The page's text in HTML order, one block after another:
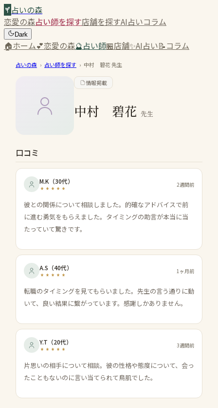
占いの森
恋愛の森占い師を探す店舗を探すAI占いコラム
Dark
🏠ホーム💕恋愛の森🔮占い師🏪店舗✨AI占い📝コラム
占いの森 › 占い師を探す › 中村 碧花先生
情報掲載
中村 碧花 先生
口コミ
M.K （30代） 2週間前
彼との関係について相談しました。的確なアドバイスで前
に進む勇気をもらえました。タイミングの助言が本当に当
たっていて驚きです。
A.S （40代） 1ヶ月前
転職のタイミングを見てもらいました。先生の言う通りに動
いて、良い結果に繋がっています。感謝しかありません。
Y.T （20代） 3週間前
片思いの相手について相談。彼の性格や態度について、会っ
たこともないのに言い当てられて鳥肌でした。